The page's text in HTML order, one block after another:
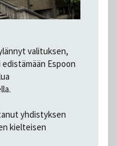
valituksen,
Espoon
yhdistyksen
kielteisen